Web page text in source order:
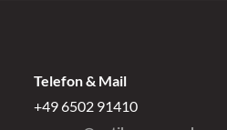
Telefon & Mail
+49 6502 91410